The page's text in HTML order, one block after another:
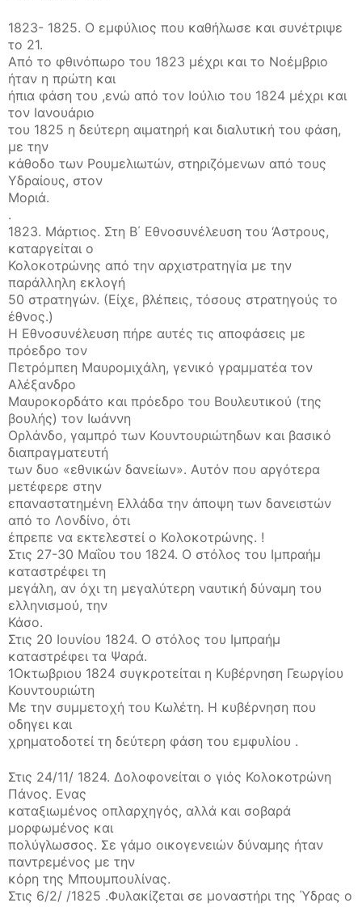
1823- 1825. Ο εμφύλιος που καθήλωσε και συνέτριψε
το 21.
Από το φθινόπωρο του 1823 μέχρι και το Νοέμβριο
ήταν η πρώτη και
ήπια φάση του ,ενώ από τον Ιούλιο του 1824 μέχρι και
τον Ιανουάριο
του 1825 η δεύτερη αιματηρή και διαλυτική του φάση,
με την
κάθοδο των Ρουμελιωτών, στηριζόμενων από τους
Υδραίους, στον
Μοριά.
.
1823. Μάρτιος. Στη Β΄ Εθνοσυνέλευση του ‘Αστρους,
καταργείται ο
Κολοκοτρώνης από την αρχιστρατηγία με την
παράλληλη εκλογή
50 στρατηγών. (Είχε, βλέπεις, τόσους στρατηγούς το
έθνος.)
Η Εθνοσυνέλευση πήρε αυτές τις αποφάσεις με
πρόεδρο τον
Πετρόμπεη Μαυρομιχάλη, γενικό γραμματέα τον
Αλέξανδρο
Μαυροκορδάτο και πρόεδρο του Βουλευτικού (της
βουλής) τον Ιωάννη
Ορλάνδο, γαμπρό των Κουντουριώτηδων και βασικό
διαπραγματευτή
των δυο «εθνικών δανείων». Αυτόν που αργότερα
μετέφερε στην
επαναστατημένη Ελλάδα την άποψη των δανειστών
από το Λονδίνο, ότι
έπρεπε να εκτελεστεί ο Κολοκοτρώνης. !
Στις 27-30 Μαΐου του 1824. Ο στόλος του Ιμπραήμ
καταστρέφει τη
μεγάλη, αν όχι τη μεγαλύτερη ναυτική δύναμη του
ελληνισμού, την
Κάσο.
Στις 20 Ιουνίου 1824. Ο στόλος του Ιμπραήμ
καταστρέφει τα Ψαρά.
1Οκτωβριου 1824 συγκροτείται η Κυβέρνηση Γεωργίου
Κουντουριώτη
Με την συμμετοχή του Κωλέτη. Η κυβέρνηση που
οδηγει και
χρηματοδοτεί τη δεύτερη φάση του εμφυλίου .
Στις 24/11/ 1824. Δολοφονείται ο γιός Κολοκοτρώνη
Πάνος. Ενας
καταξιωμένος οπλαρχηγός, αλλά και σοβαρά
μορφωμένος και
πολύγλωσσος. Σε γάμο οικογενειών δύναμης ήταν
παντρεμένος με την
κόρη της Μπουμπουλίνας.
Στις 6/2/ /1825 .Φυλακίζεται σε μοναστήρι της Ύδρας ο